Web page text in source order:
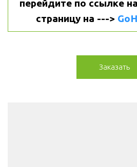
перейдите по ссылке
страницу на --->
Заказать